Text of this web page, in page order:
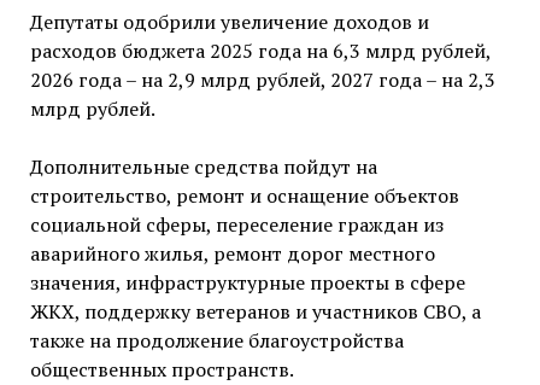
Депутаты одобрили увеличение доходов и
расходов бюджета 2025 года на 6,3 млрд рублей,
2026 года – на 2,9 млрд рублей, 2027 года – на 2,3
млрд рублей.
Дополнительные средства пойдут на
строительство, ремонт и оснащение объектов
социальной сферы, переселение граждан из
аварийного жилья, ремонт дорог местного
значения, инфраструктурные проекты в сфере
ЖКХ, поддержку ветеранов и участников СВО, а
также на продолжение благоустройства
общественных пространств.